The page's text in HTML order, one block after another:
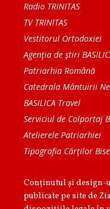
Radio TRINITAS
TV TRINITAS
Vestitorul Ortodoxiei
Agenţia de ştiri
Patriarhia Română
Catedrala Mântuirii
BASILICA Travel
Serviciul de Colportaj
Atelierele Patriarhiei
Tipografia Cărţilor
Conținutul și
publicate pe site de